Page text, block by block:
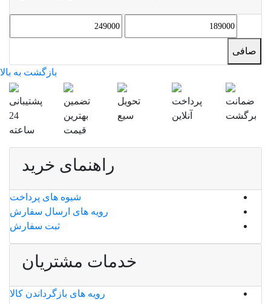
حداقل حداكثر
صافی
بازگشت به بالا
ضمانت
برگشت
پرداخت
آنلاین
تحویل
سیع
تضمین
بهترین
قیمت
پشتیبانی
24
ساعته
راهنمای خرید
شیوه های پرداخت
رویه های ارسال سفارش
ثبت سفارش
خدمات مشتریان
رویه های بازگرداندن کالا